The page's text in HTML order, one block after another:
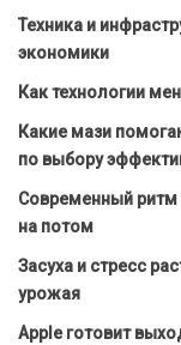
Техника и
экономики
Как технологии
Какие мази
по выбору
Современный ритм
на потом
Засуха и стресс
урожая
Apple готовит